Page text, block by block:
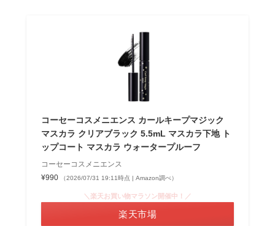
コーセーコスメニエンス カールキープマジック
マスカラ クリアブラック 5.5mL マスカラ下地 ト
ップコート マスカラ ウォータープルーフ
コーセーコスメニエンス
¥990
（2026/07/31 19:11時点 | Amazon調べ）
＼楽天お買い物マラソン開催中！／
楽天市場